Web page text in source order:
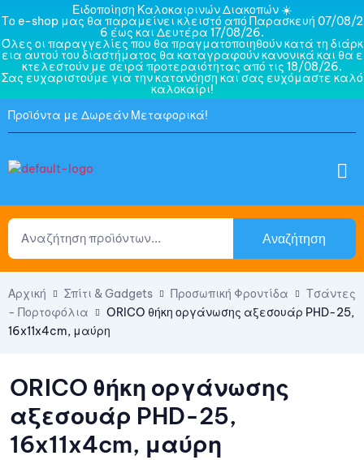
Ειδοποίηση Καλοκαιρινών Διακοπών ☀️
Το e-shop μας θα παραμείνει κλειστό από Παρασκευή 07/08/2
6 έως και Δευτέρα 17/08/26.
Όλες οι παραγγελίες που θα πραγματοποιηθούν κατά τη διάρκ
εια αυτού του διαστήματος θα καταγραφούν κανονικά και θα ε
κτελεστούν με σειρά προτεραιότητας από τις 18/08/26.
Σας ευχαριστούμε για την κατανόηση και σας ευχόμαστε καλό
καλοκαίρι!
Προϊόντα με Δωρεάν Μεταφορικά!
Αναζήτηση
Αρχική Σπίτι & Gadgets Προσωπική Φροντίδα
Τσάντες
- Πορτοφόλια
ORICO θήκη οργάνωσης αξεσουάρ PHD-25,
16x11x4cm, μαύρη
ORICO θήκη οργάνωσης
αξεσουάρ PHD-25,
16x11x4cm, μαύρη